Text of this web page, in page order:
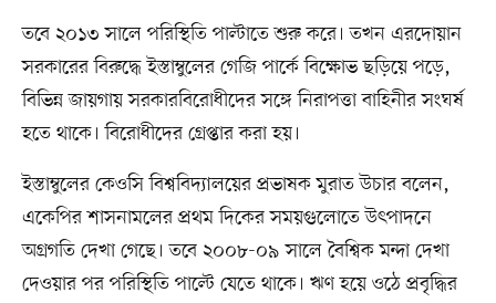
তবে ২০১৩ সালে পরিস্থিতি পাল্টাতে শুরু করে। তখন এরদোয়ান
সরকারের বিরুদ্ধে ইস্তাম্বুলের গেজি পার্কে বিক্ষোভ ছড়িয়ে পড়ে,
বিভিন্ন জায়গায় সরকারবিরোধীদের সঙ্গে নিরাপত্তা বাহিনীর সংঘর্ষ
হতে থাকে। বিরোধীদের গ্রেপ্তার করা হয়।
ইস্তাম্বুলের কেওসি বিশ্ববিদ্যালয়ের প্রভাষক মুরাত উচার বলেন,
একেপির শাসনামলের প্রথম দিকের সময়গুলোতে উৎপাদনে
অগ্রগতি দেখা গেছে। তবে ২০০৮-০৯ সালে বৈশ্বিক মন্দা দেখা
দেওয়ার পর পরিস্থিতি পাল্টে যেতে থাকে। ঋণ হয়ে ওঠে প্রবৃদ্ধির